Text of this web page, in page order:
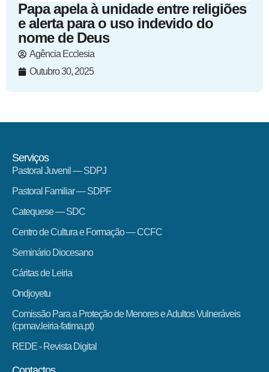
Papa apela à unidade entre religiões
e alerta para o uso indevido do
nome de Deus
Agência Ecclesia
Outubro 30, 2025
Serviços
Pastoral Juvenil — SDPJ
Pastoral Familiar — SDPF
Catequese — SDC
Centro de Cultura e Formação — CCFC
Seminário Diocesano
Cáritas de Leiria
Ondjoyetu
Comissão Para a Proteção de Menores e Adultos Vulneráveis
(cpmav.leiria-fatima.pt)
REDE - Revista Digital